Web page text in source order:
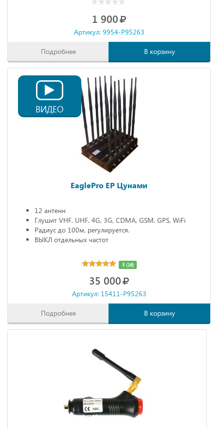
1 900
Артикул: 9954-P95263
Подробнее В корзину
ВИДЕО
EaglePro EP Цунами
12 антенн
Глушит VHF, UHF, 4G, 3G, CDMA, GSM, GPS, WiFi
Радиус до 100м, регулируется.
ВЫКЛ отдельных частот
5 (16)
35 000
Артикул: 15411-P95263
Подробнее В корзину